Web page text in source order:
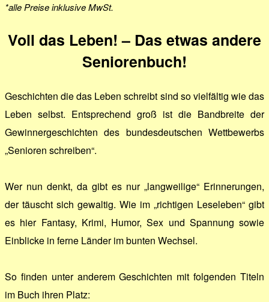
*alle Preise inklusive MwSt.
Voll das Leben! – Das etwas andere
Seniorenbuch!
Geschichten die das Leben schreibt sind so vielfältig wie das
Leben selbst. Entsprechend groß ist die Bandbreite der
Gewinnergeschichten des bundesdeutschen Wettbewerbs
„Senioren schreiben“.
Wer nun denkt, da gibt es nur „langweilige“ Erinnerungen,
der täuscht sich gewaltig. Wie im „richtigen Leseleben“ gibt
es hier Fantasy, Krimi, Humor, Sex und Spannung sowie
Einblicke in ferne Länder im bunten Wechsel.
So finden unter anderem Geschichten mit folgenden Titeln
im Buch ihren Platz: